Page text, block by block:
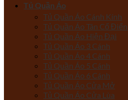
Tủ Quần Áo
Tủ Quần Áo Cánh Kính
Tủ Quần Áo Tân Cổ Điển
Tủ Quần Áo Hiện Đại
Tủ Quần Áo 3 Cánh
Tủ Quần Áo 4 Cánh
Tủ Quần Áo 5 Cánh
Tủ Quần Áo 6 Cánh
Tủ Quần Áo Cửa Mở
Tủ Quần Áo Cửa Lùa